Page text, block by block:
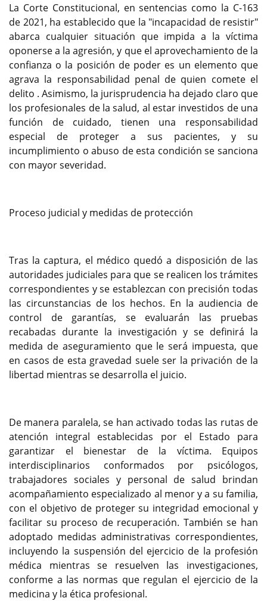
La Corte Constitucional, en sentencias como la C-163
de 2021, ha establecido que la "incapacidad de resistir"
abarca cualquier situación que impida a la víctima
oponerse a la agresión, y que el aprovechamiento de la
confianza o la posición de poder es un elemento que
agrava la responsabilidad penal de quien comete el
delito . Asimismo, la jurisprudencia ha dejado claro que
los profesionales de la salud, al estar investidos de una
función de cuidado, tienen una responsabilidad
especial de proteger a sus pacientes, y su
incumplimiento o abuso de esta condición se sanciona
con mayor severidad.
Proceso judicial y medidas de protección
Tras la captura, el médico quedó a disposición de las
autoridades judiciales para que se realicen los trámites
correspondientes y se establezcan con precisión todas
las circunstancias de los hechos. En la audiencia de
control de garantías, se evaluarán las pruebas
recabadas durante la investigación y se definirá la
medida de aseguramiento que le será impuesta, que
en casos de esta gravedad suele ser la privación de la
libertad mientras se desarrolla el juicio.
De manera paralela, se han activado todas las rutas de
atención integral establecidas por el Estado para
garantizar el bienestar de la víctima. Equipos
interdisciplinarios conformados por psicólogos,
trabajadores sociales y personal de salud brindan
acompañamiento especializado al menor y a su familia,
con el objetivo de proteger su integridad emocional y
facilitar su proceso de recuperación. También se han
adoptado medidas administrativas correspondientes,
incluyendo la suspensión del ejercicio de la profesión
médica mientras se resuelven las investigaciones,
conforme a las normas que regulan el ejercicio de la
medicina y la ética profesional.